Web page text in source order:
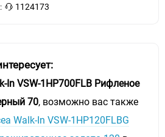
1124173
In VSW-1HP700FLB Рифленое
70, возможно вас также
Walk-In VSW-1HP120FLBG